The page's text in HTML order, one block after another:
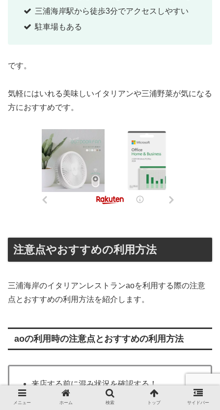
三浦海岸駅から徒歩3分でアクセスしやすい
駐車場もある
です。
気軽にはいれる美味しいイタリアンや三浦野菜が気になる
方におすすめです。
注意点やおすすめの利用方法
三浦海岸のイタリアンレストランaoを利用する際の注意
点とおすすめの利用方法を紹介します。
aoの利用時の注意点とおすすめの利用方法
来店する前に混み状況を確認する！
休みはInstagramで確認する
メニュー ホーム 検索 トップ サイドバー